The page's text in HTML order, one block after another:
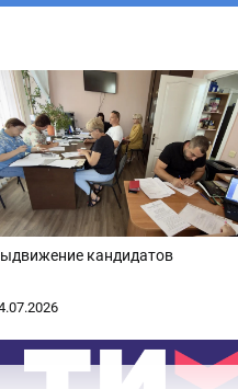
кандидатов